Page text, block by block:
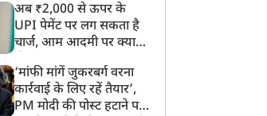
अब ₹2,000 से ऊपर के
UPI पेमेंट पर लग सकता है
चार्ज, आम आदमी पर क्या
‘मांफी मांगें जुकरबर्ग वरना
कार्रवाई के लिए रहें तैयार’,
PM मोदी की पोस्ट हटाने पर